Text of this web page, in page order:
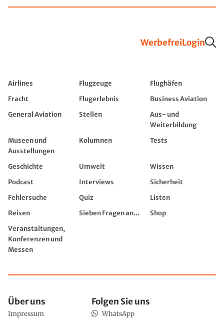
WerbefreiLogin
Airlines Flugzeuge
Flughäfen
Fracht
Flugerlebnis
Business Aviation
General Aviation
Stellen
Aus- und
Weiterbildung
Museen und
Ausstellungen
Kolumnen Tests
Geschichte Umwelt
Wissen
Podcast
Interviews
Sicherheit
Fehlersuche
Quiz
Listen
Reisen
Sieben Fragen an...
Shop
Veranstaltungen,
Konferenzen und
Messen
Über uns
Impressum
Folgen Sie uns
WhatsApp